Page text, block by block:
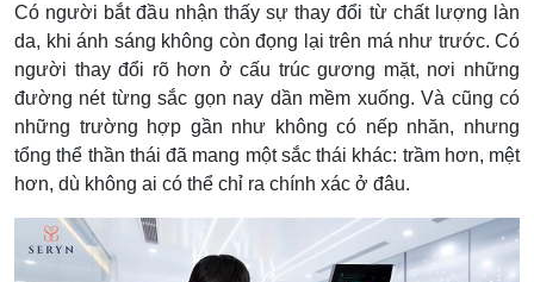
Có người bắt đầu nhận thấy sự thay đổi từ chất lượng làn
da, khi ánh sáng không còn đọng lại trên má như trước. Có
người thay đổi rõ hơn ở cấu trúc gương mặt, nơi những
đường nét từng sắc gọn nay dần mềm xuống. Và cũng có
những trường hợp gần như không có nếp nhăn, nhưng
tổng thể thần thái đã mang một sắc thái khác: trầm hơn, mệt
hơn, dù không ai có thể chỉ ra chính xác ở đâu.